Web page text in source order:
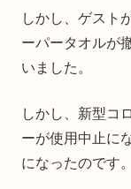
しかし、ゲスト
ーパータオルが
いました。
しかし、新型コ
ーが使用中止に
になったのです。